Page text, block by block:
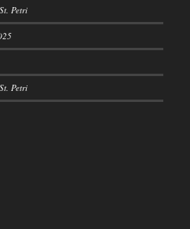
Petri
Petri